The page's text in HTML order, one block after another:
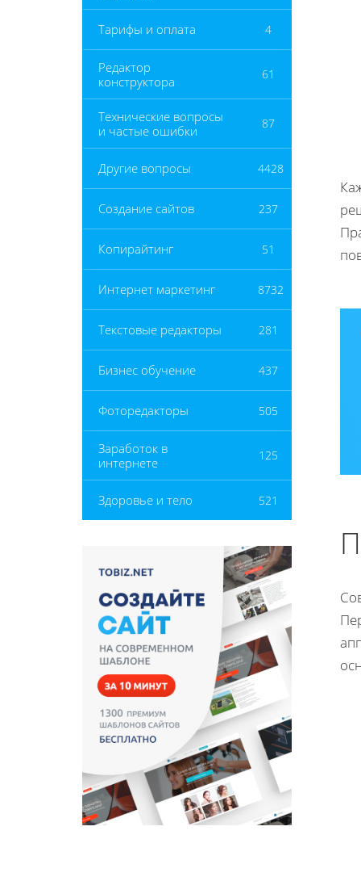
Тарифы и оплата 4
Редактор
конструктора
61
Технические вопросы
и частые ошибки
87
Другие вопросы 4428
Создание сайтов 237
Копирайтинг 51
Интернет маркетинг 8732
Текстовые редакторы 281
Бизнес обучение 437
Фоторедакторы 505
Заработок в
интернете
125
Здоровье и тело 521